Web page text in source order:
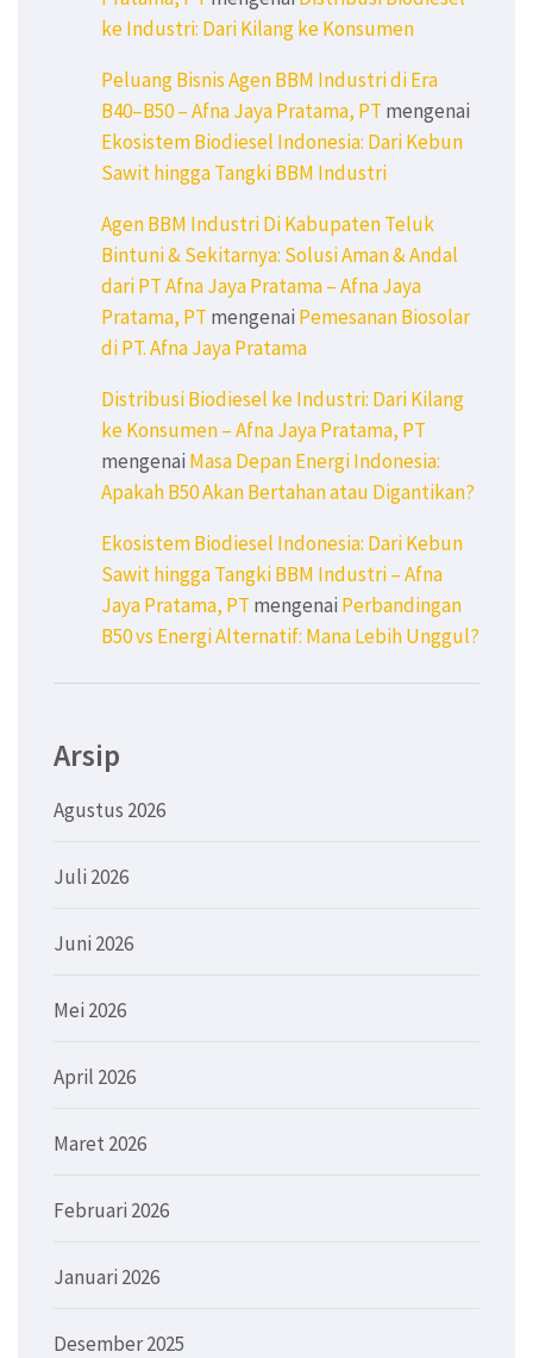
ke Industri: Dari Kilang ke Konsumen
Peluang Bisnis Agen BBM Industri di Era
B40–B50 – Afna Jaya Pratama, PT mengenai
Ekosistem Biodiesel Indonesia: Dari Kebun
Sawit hingga Tangki BBM Industri
Agen BBM Industri Di Kabupaten Teluk
Bintuni & Sekitarnya: Solusi Aman & Andal
dari PT Afna Jaya Pratama – Afna Jaya
Pratama, PT mengenai Pemesanan Biosolar
di PT. Afna Jaya Pratama
Distribusi Biodiesel ke Industri: Dari Kilang
ke Konsumen – Afna Jaya Pratama, PT
mengenai Masa Depan Energi Indonesia:
Apakah B50 Akan Bertahan atau Digantikan?
Ekosistem Biodiesel Indonesia: Dari Kebun
Sawit hingga Tangki BBM Industri – Afna
Jaya Pratama, PT mengenai Perbandingan
B50 vs Energi Alternatif: Mana Lebih Unggul?
Arsip
Agustus 2026
Juli 2026
Juni 2026
Mei 2026
April 2026
Maret 2026
Februari 2026
Januari 2026
Desember 2025